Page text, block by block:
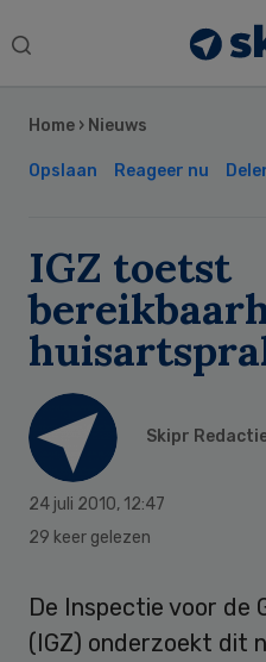
Search
Home › Nieuws
Opslaan Reageer nu
IGZ toetst
Skipr
24 juli 2010, 12:47
29 keer gelezen
De Inspectie voor de
(IGZ) onderzoekt dit
Sidebar